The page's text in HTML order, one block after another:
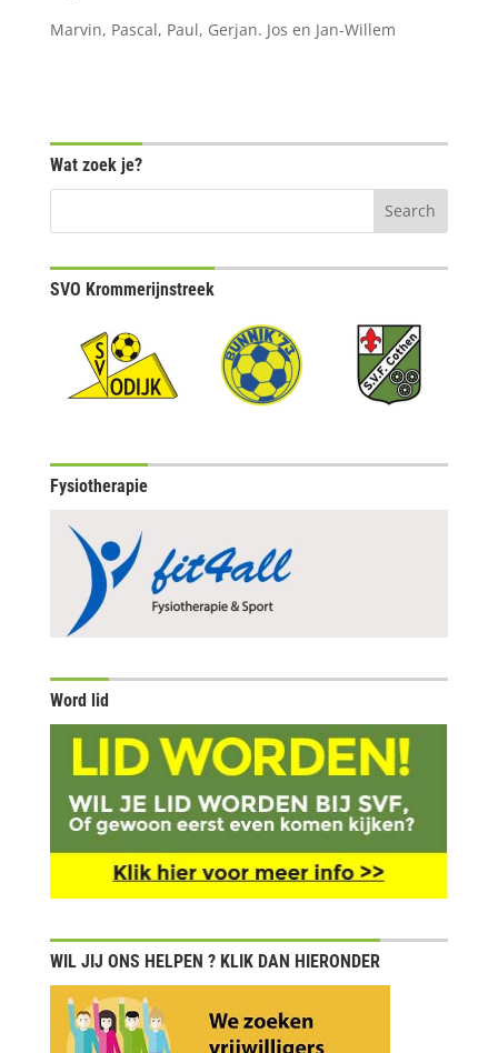
Marvin, Pascal, Paul, Gerjan. Jos en Jan-Willem
Wat zoek je?
SVO Krommerijnstreek
Fysiotherapie
Word lid
WIL JIJ ONS HELPEN ? KLIK DAN HIERONDER